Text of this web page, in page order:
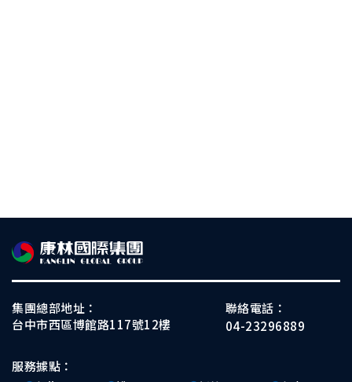
集團總部地址：
台中市西區博館路117號12樓
聯絡電話：
04-23296889
服務據點：